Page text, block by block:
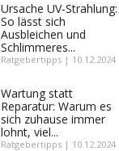
Ursache UV-Strahlung:
So lässt sich
Ausbleichen und
Schlimmeres...
Ratgebertipps | 10.12.2024
Wartung statt
Reparatur: Warum es
sich zuhause immer
lohnt, viel...
Ratgebertipps | 10.12.2024